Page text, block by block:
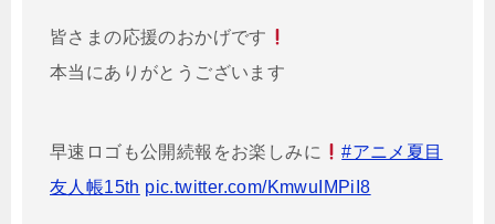
皆さまの応援のおかげです
本当にありがとうございます
早速ロゴも公開続報をお楽しみに
#アニメ夏目
友人帳15th pic.twitter.com/KmwuIMPiI8